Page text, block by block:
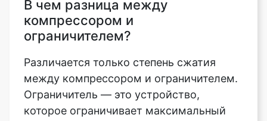
Различается только степень сжатия
между компрессором и ограничителем.
Ограничитель — это устройство,
которое ограничивает максимальный
уровень заданным значением, обычно во
избежание перегрузки. Компрессор, а не
ограничитель, используется для менее